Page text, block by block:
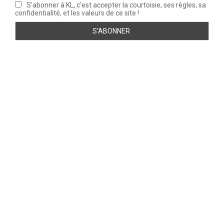
S'abonner à KL, c'est accepter la courtoisie, ses règles, sa
confidentialité, et les valeurs de ce site !